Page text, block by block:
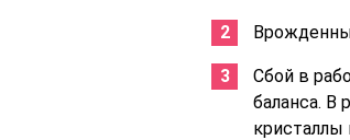
Сбой в
баланса. В
кристаллы